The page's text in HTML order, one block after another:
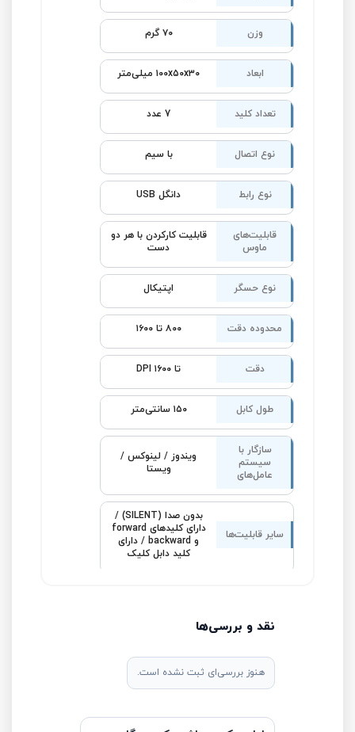
وزن ۷۰ گرم
ابعاد ۱۰۰x۵۰x۳۰ میلی‌متر
تعداد کلید 7 عدد
نوع اتصال با سیم
نوع رابط دانگل USB
قابلیت‌های
ماوس
قابلیت کارکردن با هر دو
دست
نوع حسگر اپتیکال
محدوده دقت ۸۰۰ تا ۱۶۰۰
دقت تا ۱۶۰۰ DPI
طول کابل ۱۵۰ سانتی‌متر
سازگار با
سیستم‌
عامل‌های
ویندوز / لینوکس /
ویستا
سایر قابلیت‌ها
بدون صدا (SILENT) /
دارای کلیدهای forward
و backward / دارای
کلید دابل کلیک
نقد و بررسی‌ها
هنوز بررسی‌ای ثبت نشده است.